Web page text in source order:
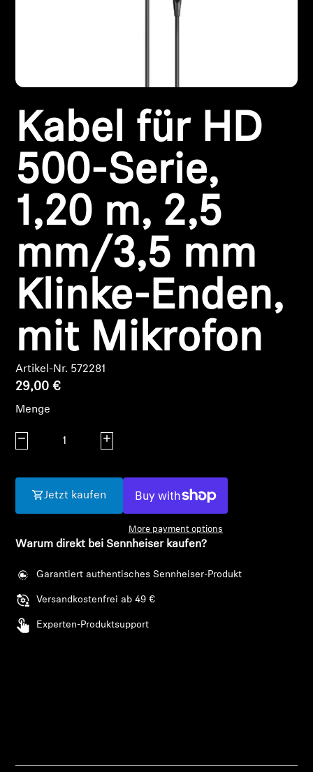
Hearing
TV-Kopfhörer
Original-Hörteile & Zubehör
Soundbars
AMBEO Soundbars und Subs
AMBEO entdecken
AMBEO Ersatzteile & Zubehör
Entdecken
Kabel für HD
500-Serie,
1,20 m, 2,5
mm/3,5 mm
Klinke-Enden,
mit Mikrofon
Artikel-Nr. 572281
29,00 €
Menge
Menge verringern Menge erhöhen
Jetzt kaufen
More payment options
Warum direkt bei Sennheiser kaufen?
Garantiert authentisches Sennheiser-Produkt
Versandkostenfrei ab 49 €
Experten-Produktsupport